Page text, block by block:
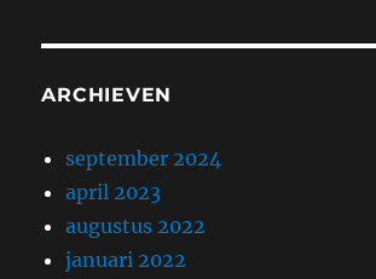
ARCHIEVEN
september 2024
april 2023
augustus 2022
januari 2022